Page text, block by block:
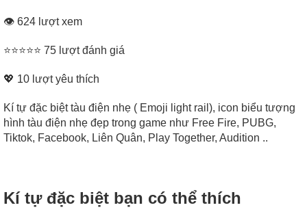
👁 624 lượt xem
⭐⭐⭐⭐⭐ 75 lượt đánh giá
💖 10 lượt yêu thích
Kí tự đặc biệt tàu điện nhẹ ( Emoji light rail), icon biểu tượng
hình tàu điện nhẹ đẹp trong game như Free Fire, PUBG,
Tiktok, Facebook, Liên Quân, Play Together, Audition ..
Kí tự đặc biệt bạn có thể thích